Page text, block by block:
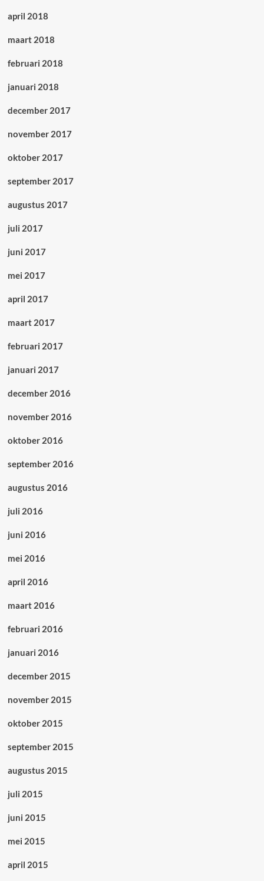
april 2018
maart 2018
februari 2018
januari 2018
december 2017
november 2017
oktober 2017
september 2017
augustus 2017
juli 2017
juni 2017
mei 2017
april 2017
maart 2017
februari 2017
januari 2017
december 2016
november 2016
oktober 2016
september 2016
augustus 2016
juli 2016
juni 2016
mei 2016
april 2016
maart 2016
februari 2016
januari 2016
december 2015
november 2015
oktober 2015
september 2015
augustus 2015
juli 2015
juni 2015
mei 2015
april 2015